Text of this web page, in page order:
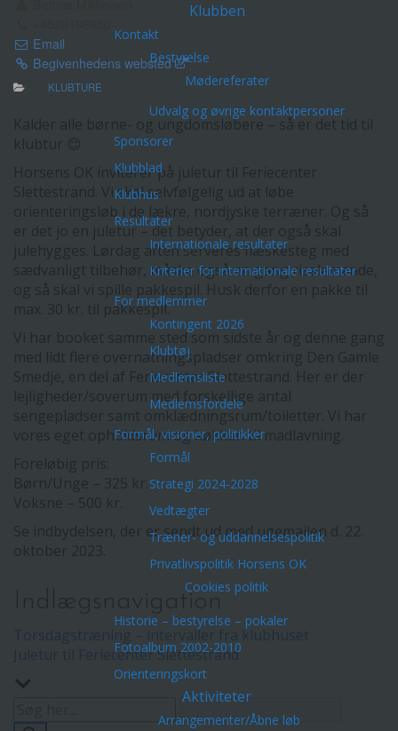
Klubben
Kontakt
Bestyrelse
Mødereferater
Udvalg og øvrige kontaktpersoner
Sponsorer
Klubblad
Klubhus
Resultater
Internationale resultater
Kriterier for internationale resultater
For medlemmer
Kontingent 2026
Klubtøj
Medlemsliste
Medlemsfordele
Formål, visioner, politikker
Formål
Strategi 2024-2028
Vedtægter
Træner- og uddannelsespolitik
Privatlivspolitik Horsens OK
Cookies politik
Historie – bestyrelse – pokaler
Fotoalbum 2002-2010
Orienteringskort
Aktiviteter
Arrangementer/Åbne løb
Email
Begivenhedens websted
KLUBTURE
Kalder alle børne- og ungdomsløbere – så er det tid til
Horsens OK inviterer på juletur til Feriecenter
Slettestrand. Vi skal selvfølgelig ud at løbe
orienteringsløb i de lækre, nordjyske terræner. Og så
er det jo en juletur – det betyder, at der også skal
julehygges. Lørdag aften serveres flæskesteg med
sædvanligt tilbehør, måske også en gang risalamande,
max. 30 kr. til pakkespil.
Vi har booket samme sted som sidste år og denne gang
med lidt flere overnatningspladser omkring Den Gamle
Smedje, en del af Feriecenter Slettestrand. Her er der
lejligheder/soverum med forskellige antal
vores eget opholdsrum og køkken til madlavning.
Se indbydelsen, der er sendt ud med ugemailen d. 22.
Torsdagstræning – intervaller fra klubhuset
Juletur til Feriecenter Slettestrand